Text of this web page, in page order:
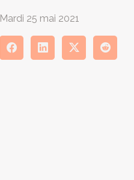
Mardi 25 mai 2021